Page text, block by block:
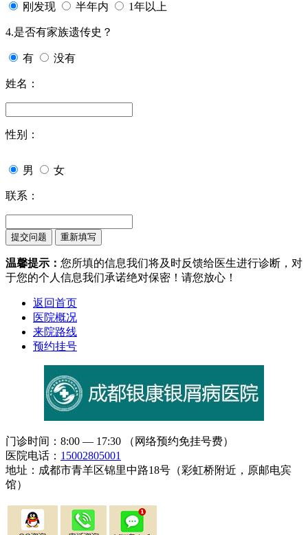
刚发现 半年内 1年以上
4.是否有家族遗传史？
有 没有
姓名：
性别：
男 女
联系：
温馨提示： 您所填的信息我们将及时反馈给医生进行诊断，对
于您的个人信息我们承诺绝对保密！请您放心！
返回首页
医院概况
来院路线
预约挂号
门诊时间：8:00 — 17:30 （网络预约免挂号费）
医院电话： 15002805001
地址：成都市青羊区锦里中路18号（彩虹桥附近，原邮电宾
馆）